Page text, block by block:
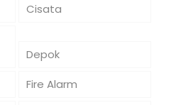
Cisata
Depok
Fire Alarm